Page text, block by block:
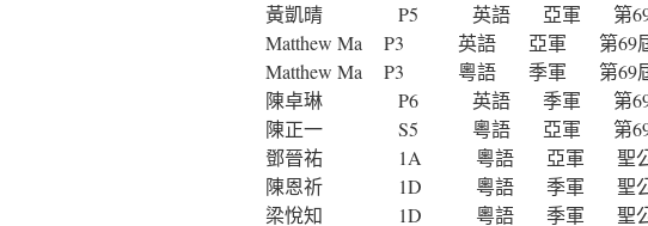
黃凱晴 P5 英語 亞軍 第69屆香港
Matthew Ma P3 英語 亞軍 第69屆香
Matthew Ma P3 粵語 季軍 第69屆香
陳卓琳 P6 英語 季軍 第69屆香港
陳正一 S5 粵語 亞軍 第69屆香港
鄧晉祐 1A 粵語 亞軍 聖公會馬鞍
陳恩祈 1D 粵語 季軍 聖公會馬鞍
梁悅知 1D 粵語 季軍 聖公會馬鞍